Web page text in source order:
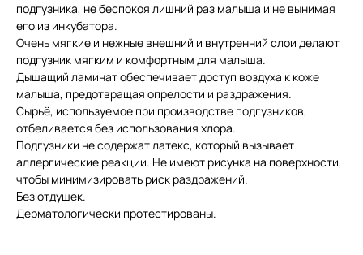
подгузника, не беспокоя лишний раз малыша и не вынимая
его из инкубатора.
Очень мягкие и нежные внешний и внутренний слои делают
подгузник мягким и комфортным для малыша.
Дышащий ламинат обеспечивает доступ воздуха к коже
малыша, предотвращая опрелости и раздражения.
Сырьё, используемое при производстве подгузников,
отбеливается без использования хлора.
Подгузники не содержат латекс, который вызывает
аллергические реакции. Не имеют рисунка на поверхности,
чтобы минимизировать риск раздражений.
Без отдушек.
Дерматологически протестированы.